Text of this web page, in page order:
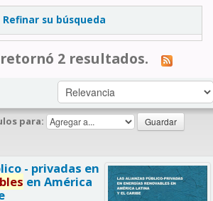
Refinar su búsqueda
2 resultados.
para:
- privadas en
en América